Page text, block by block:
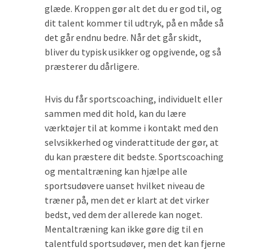
glæde. Kroppen gør alt det du er god til, og
dit talent kommer til udtryk, på en måde så
det går endnu bedre. Når det går skidt,
bliver du typisk usikker og opgivende, og så
præsterer du dårligere.
Hvis du får sportscoaching, individuelt eller
sammen med dit hold, kan du lære
værktøjer til at komme i kontakt med den
selvsikkerhed og vinderattitude der gør, at
du kan præstere dit bedste. Sportscoaching
og mentaltræning kan hjælpe alle
sportsudøvere uanset hvilket niveau de
træner på, men det er klart at det virker
bedst, ved dem der allerede kan noget.
Mentaltræning kan ikke gøre dig til en
talentfuld sportsudøver, men det kan fjerne